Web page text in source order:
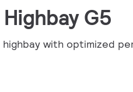
G5
highbay with optimized